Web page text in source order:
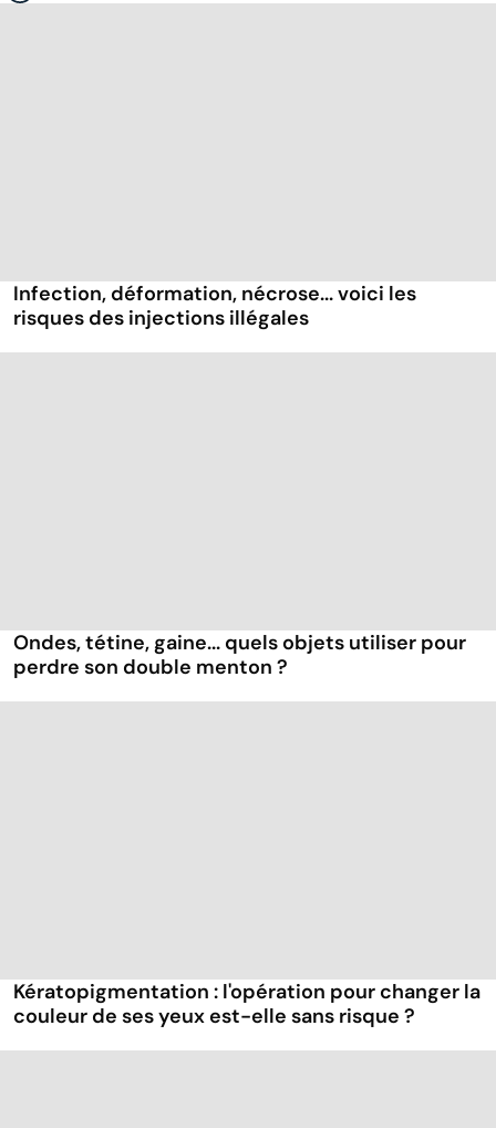
Infection, déformation, nécrose... voici les
risques des injections illégales
Ondes, tétine, gaine... quels objets utiliser pour
perdre son double menton ?
Kératopigmentation : l'opération pour changer la
couleur de ses yeux est-elle sans risque ?